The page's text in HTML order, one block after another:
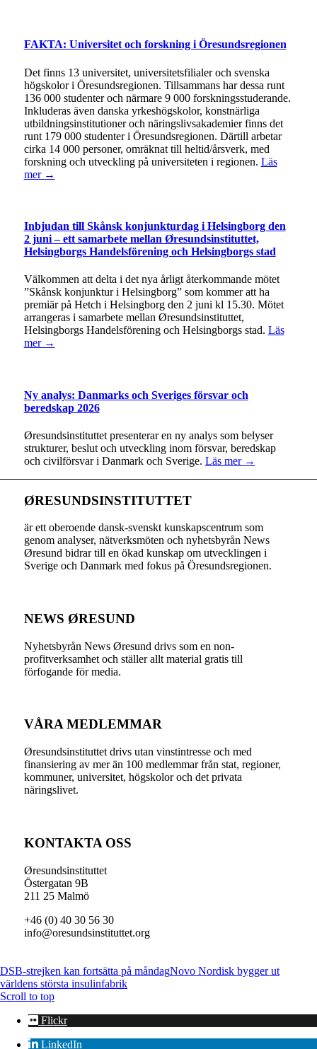
FAKTA: Universitet och forskning i Öresundsregionen
Det finns 13 universitet, universitetsfilialer och svenska
högskolor i Öresundsregionen. Tillsammans har dessa runt
136 000 studenter och närmare 9 000 forskningsstuderande.
Inkluderas även danska yrkeshögskolor, konstnärliga
utbildningsinstitutioner och näringslivsakademier finns det
runt 179 000 studenter i Öresundsregionen. Därtill arbetar
cirka 14 000 personer, omräknat till heltid/årsverk, med
forskning och utveckling på universiteten i regionen. Läs
mer →
Inbjudan till Skånsk konjunkturdag i Helsingborg den
2 juni – ett samarbete mellan Øresundsinstituttet,
Helsingborgs Handelsförening och Helsingborgs stad
Välkommen att delta i det nya årligt återkommande mötet
”Skånsk konjunktur i Helsingborg” som kommer att ha
premiär på Hetch i Helsingborg den 2 juni kl 15.30. Mötet
arrangeras i samarbete mellan Øresundsinstituttet,
Helsingborgs Handelsförening och Helsingborgs stad. Läs
mer →
Ny analys: Danmarks och Sveriges försvar och
beredskap 2026
Øresundsinstituttet presenterar en ny analys som belyser
strukturer, beslut och utveckling inom försvar, beredskap
och civilförsvar i Danmark och Sverige. Läs mer →
ØRESUNDSINSTITUTTET
är ett oberoende dansk-svenskt kunskapscentrum som
genom analyser, nätverksmöten och nyhetsbyrån News
Øresund bidrar till en ökad kunskap om utvecklingen i
Sverige och Danmark med fokus på Öresundsregionen.
NEWS ØRESUND
Nyhetsbyrån News Øresund drivs som en non-
profitverksamhet och ställer allt material gratis till
förfogande för media.
VÅRA MEDLEMMAR
Øresundsinstituttet drivs utan vinst­intresse och med
finansiering av mer än 100 medlemmar från stat, regioner,
kommuner, universitet, högskolor och det privata
näringslivet.
KONTAKTA OSS
Øresundsinstituttet
Östergatan 9B
211 25 Malmö
+46 (0) 40 30 56 30
info@oresundsinstituttet.org
DSB-strejken kan fortsätta på måndagNovo Nordisk bygger ut
världens största insulinfabrik
Scroll to top
Flickr
LinkedIn